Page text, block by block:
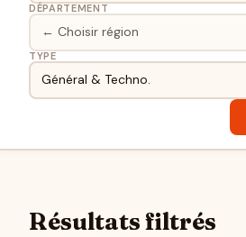
DÉPARTEMENT
TYPE
Résultats filtrés